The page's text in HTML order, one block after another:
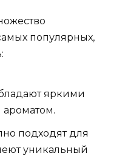
популярных,
яркими
подходят для
уникальный